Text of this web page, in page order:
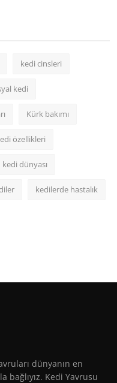
kedi cinsleri
kedi
Kürk bakımı
özellikleri
kedi dünyası
kedilerde hastalık
dünyanın en
bağlıyız. Kedi Yavrusu